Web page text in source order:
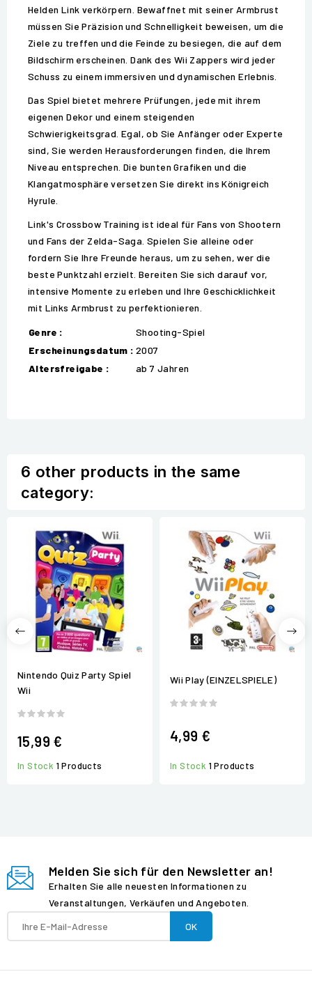
Helden Link verkörpern. Bewaffnet mit seiner Armbrust
müssen Sie Präzision und Schnelligkeit beweisen, um die
Ziele zu treffen und die Feinde zu besiegen, die auf dem
Bildschirm erscheinen. Dank des Wii Zappers wird jeder
Schuss zu einem immersiven und dynamischen Erlebnis.
Das Spiel bietet mehrere Prüfungen, jede mit ihrem
eigenen Dekor und einem steigenden
Schwierigkeitsgrad. Egal, ob Sie Anfänger oder Experte
sind, Sie werden Herausforderungen finden, die Ihrem
Niveau entsprechen. Die bunten Grafiken und die
Klangatmosphäre versetzen Sie direkt ins Königreich
Hyrule.
Link's Crossbow Training ist ideal für Fans von Shootern
und Fans der Zelda-Saga. Spielen Sie alleine oder
fordern Sie Ihre Freunde heraus, um zu sehen, wer die
beste Punktzahl erzielt. Bereiten Sie sich darauf vor,
intensive Momente zu erleben und Ihre Geschicklichkeit
mit Links Armbrust zu perfektionieren.
Genre :
Shooting-Spiel
Erscheinungsdatum : 2007
Altersfreigabe :
ab 7 Jahren
6 other products in the same
category:
Nintendo Quiz Party Spiel
Wii
15,99 €
In Stock 1 Products
Wii Play (EINZELSPIELE)
4,99 €
In Stock 1 Products
Melden Sie sich für den Newsletter an!
Erhalten Sie alle neuesten Informationen zu
Veranstaltungen, Verkäufen und Angeboten.